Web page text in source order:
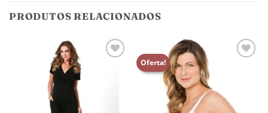
PRODUTOS RELACIONADOS
Oferta!
meus